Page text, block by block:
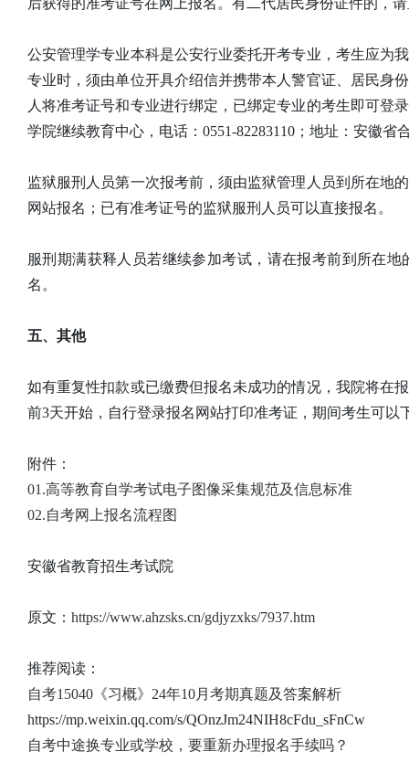
后获得的准考证号在网上报名。有二代居民身份证件的，
公安管理学专业本科是公安行业委托开考专业，考生应为
专业时，须由单位开具介绍信并携带本人警官证、居民身
人将准考证号和专业进行绑定，已绑定专业的考生即可登
学院继续教育中心，电话：0551-82283110；地址：安徽
监狱服刑人员第一次报考前，须由监狱管理人员到所在地
网站报名；已有准考证号的监狱服刑人员可以直接报名。
服刑期满获释人员若继续参加考试，请在报考前到所在
名。
五、其他
如有重复性扣款或已缴费但报名未成功的情况，我院将在
前3天开始，自行登录报名网站打印准考证，期间考生可以
附件：
01.高等教育自学考试电子图像采集规范及信息标准
02.自考网上报名流程图
安徽省教育招生考试院
原文： https://www.ahzsks.cn/gdjyzxks/7937.htm
推荐阅读：
自考15040《习概》24年10月考期真题及答案解析
https://mp.weixin.qq.com/s/QOnzJm24NIH8cFdu_sFnCw
自考中途换专业或学校，要重新办理报名手续吗？